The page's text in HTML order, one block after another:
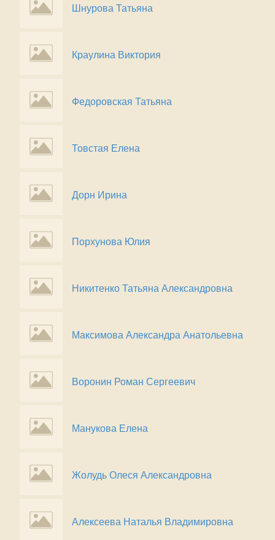
Шнурова Татьяна
Краулина Виктория
Федоровская Татьяна
Товстая Елена
Дорн Ирина
Порхунова Юлия
Никитенко Татьяна Александровна
Максимова Александра Анатольевна
Воронин Роман Сергеевич
Манукова Елена
Жолудь Олеся Александровна
Алексеева Наталья Владимировна